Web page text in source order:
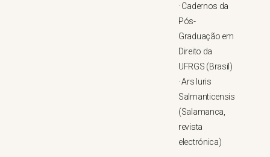
·Cadernos da
Pós-
Graduação em
Direito da
UFRGS (Brasil)
·Ars Iuris
Salmanticensis
(Salamanca,
revista
electrónica)